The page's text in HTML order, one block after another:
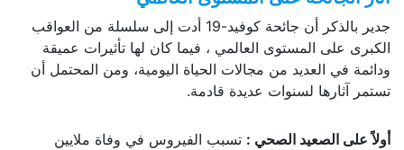
جدير بالذكر أن جائحة كوفيد-19 أدت إلى سلسلة من العواقب
الكبرى على المستوى العالمي ، فيما كان لها تأثيرات عميقة
ودائمة في العديد من مجالات الحياة اليومية، ومن المحتمل أن
تستمر آثارها لسنوات عديدة قادمة.
أولاً على الصعيد الصحي : تسبب الفيروس في وفاة ملايين